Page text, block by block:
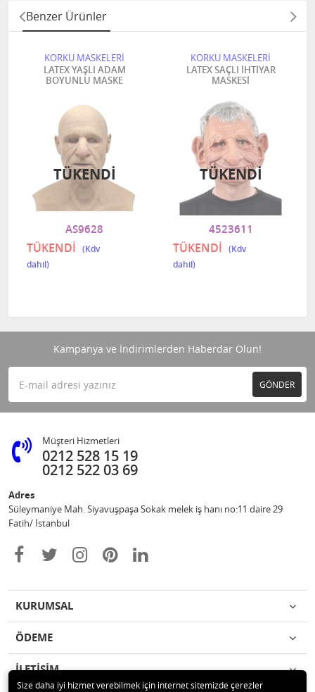
Benzer Ürünler
KORKU MASKELERİ
LATEX YAŞLI ADAM
BOYUNLU MASKE
AS9628
TÜKENDİ
TÜKENDI
KORKU MASKELERİ
LATEX SAÇLI İHTİYAR
MASKESİ
4523611
TÜKENDİ
TÜKENDI
Kampanya ve İndirimlerden Haberdar Olun!
GÖNDER
Müşteri Hizmetleri
0212 528 15 19
0212 522 03 69
Adres
Süleymaniye Mah. Siyavuşpaşa Sokak melek iş hanı no:11 daire 29
Fatih/ İstanbul
KURUMSAL
ÖDEME
İLETİŞİM
Size daha iyi hizmet verebilmek için internet sitemizde çerezler